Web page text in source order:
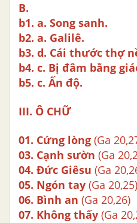
B.
b1. a. Song sanh.
b2. a. Galilê.
b3. d. Cái thước thợ
b4. c. Bị đâm bằng
b5. c. Ấn độ.
III. Ô CHỮ
01. Cứng lòng (Ga
03. Cạnh sườn (Ga
04. Đức Giêsu (Ga
05. Ngón tay (Ga 20,25)
06. Bình an (Ga 20,26)
07. Không thấy (Ga